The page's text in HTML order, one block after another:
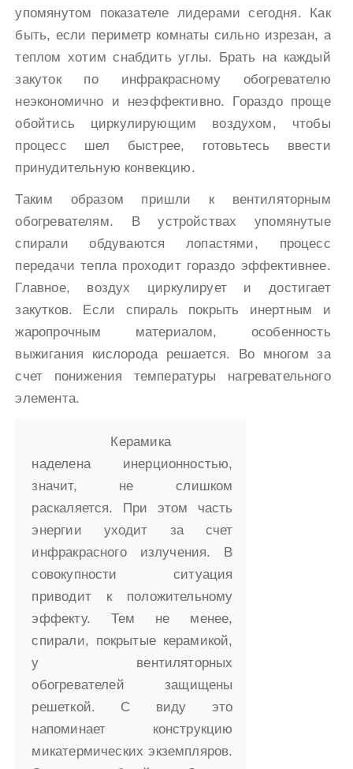
упомянутом показателе лидерами сегодня. Как
быть, если периметр комнаты сильно изрезан, а
теплом хотим снабдить углы. Брать на каждый
закуток по инфракрасному обогревателю
неэкономично и неэффективно. Гораздо проще
обойтись циркулирующим воздухом, чтобы
процесс шел быстрее, готовьтесь ввести
принудительную конвекцию.
Таким образом пришли к вентиляторным
обогревателям. В устройствах упомянутые
спирали обдуваются лопастями, процесс
передачи тепла проходит гораздо эффективнее.
Главное, воздух циркулирует и достигает
закутков. Если спираль покрыть инертным и
жаропрочным материалом, особенность
выжигания кислорода решается. Во многом за
счет понижения температуры нагревательного
элемента.
Керамика
наделена инерционностью,
значит, не слишком
раскаляется. При этом часть
энергии уходит за счет
инфракрасного излучения. В
совокупности ситуация
приводит к положительному
эффекту. Тем не менее,
спирали, покрытые керамикой,
у вентиляторных
обогревателей защищены
решеткой. С виду это
напоминает конструкцию
микатермических экземпляров.